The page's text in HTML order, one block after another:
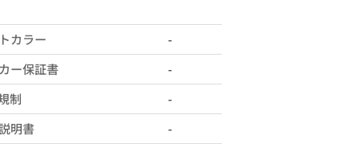
カラー
-
ー保証書
-
制
-
明書
-